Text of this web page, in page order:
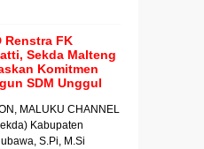
Renstra FK
Sekda Malteng
Komitmen
SDM Unggul
MALUKU CHANNEL
Kabupaten
S.Pi, M.Si